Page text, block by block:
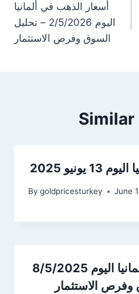
أسعار الذهب في ألمانيا
اليوم 2/5/2026 – تحليل
السوق وفرص الاستثمار
Similar
2025
By goldpricesturkey June
أسعار الذهب في ألمانيا اليوم 8/5/2025
الاستثمار